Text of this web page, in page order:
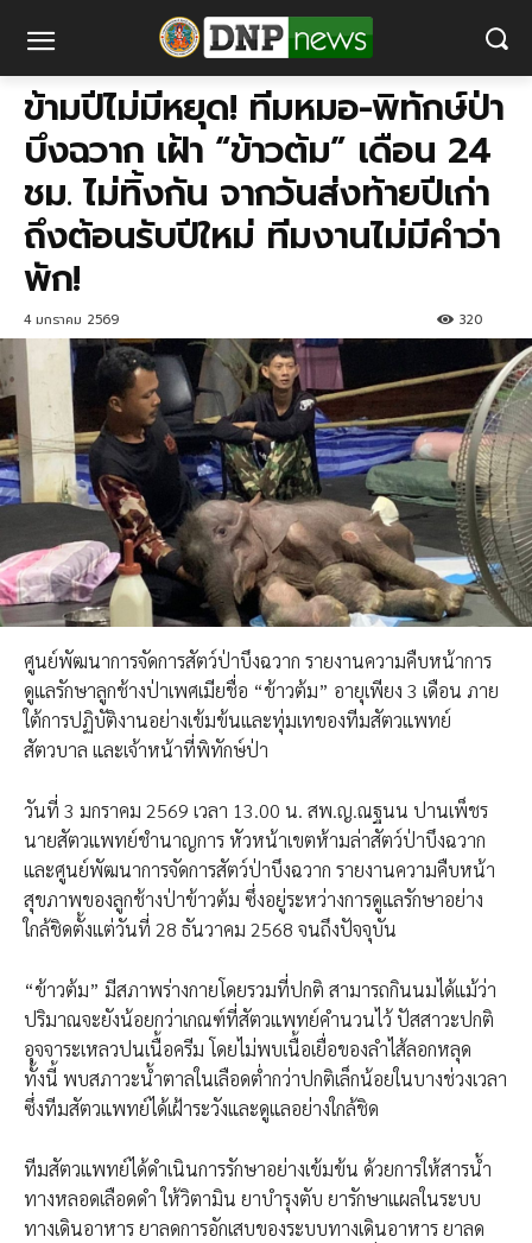
ข้ามปีไม่มีหยุด! ทีมหมอ-พิทักษ์ป่า
บึงฉวาก เฝ้า “ข้าวต้ม” เดือน 24
ชม. ไม่ทิ้งกัน จากวันส่งท้ายปีเก่า
ถึงต้อนรับปีใหม่ ทีมงานไม่มีคำว่า
พัก!
4 มกราคม 2569 320
ศูนย์พัฒนาการจัดการสัตว์ป่าบึงฉวาก รายงานความคืบหน้าการ
ดูแลรักษาลูกช้างป่าเพศเมียชื่อ “ข้าวต้ม” อายุเพียง 3 เดือน ภาย
ใต้การปฏิบัติงานอย่างเข้มข้นและทุ่มเทของทีมสัตวแพทย์
สัตวบาล และเจ้าหน้าที่พิทักษ์ป่า
วันที่ 3 มกราคม 2569 เวลา 13.00 น. สพ.ญ.ณฐนน ปานเพ็ชร
นายสัตวแพทย์ชำนาญการ หัวหน้าเขตห้ามล่าสัตว์ป่าบึงฉวาก
และศูนย์พัฒนาการจัดการสัตว์ป่าบึงฉวาก รายงานความคืบหน้า
สุขภาพของลูกช้างป่าข้าวต้ม ซึ่งอยู่ระหว่างการดูแลรักษาอย่าง
ใกล้ชิดตั้งแต่วันที่ 28 ธันวาคม 2568 จนถึงปัจจุบัน
“ข้าวต้ม” มีสภาพร่างกายโดยรวมที่ปกติ สามารถกินนมได้แม้ว่า
ปริมาณจะยังน้อยกว่าเกณฑ์ที่สัตวแพทย์คำนวนไว้ ปัสสาวะปกติ
อุจจาระเหลวปนเนื้อครีม โดยไม่พบเนื้อเยื่อของลำไส้ลอกหลุด
ทั้งนี้ พบสภาวะน้ำตาลในเลือดต่ำกว่าปกติเล็กน้อยในบางช่วงเวลา
ซึ่งทีมสัตวแพทย์ได้เฝ้าระวังและดูแลอย่างใกล้ชิด
ทีมสัตวแพทย์ได้ดำเนินการรักษาอย่างเข้มข้น ด้วยการให้สารน้ำ
ทางหลอดเลือดดำ ให้วิตามิน ยาบำรุงตับ ยารักษาแผลในระบบ
ทางเดินอาหาร ยาลดการอักเสบของระบบทางเดินอาหาร ยาลด